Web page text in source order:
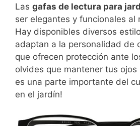
Las gafas de lectura para
ser elegantes y funcionales al
Hay disponibles diversos
adaptan a la personalidad de
que ofrecen protección ante
olvides que mantener tus
es una parte importante del
en el jardín!